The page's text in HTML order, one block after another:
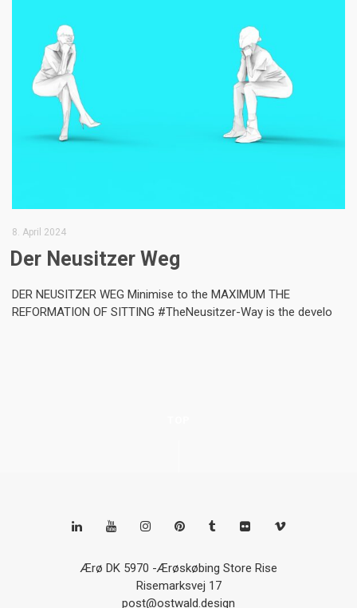
8. April 2024
Der Neusitzer Weg
DER NEUSITZER WEG Minimise to the MAXIMUM THE
REFORMATION OF SITTING #TheNeusitzer-Way is the develo
Ærø DK 5970 -Ærøskøbing Store Rise
Risemarksvej 17
post@ostwald.design